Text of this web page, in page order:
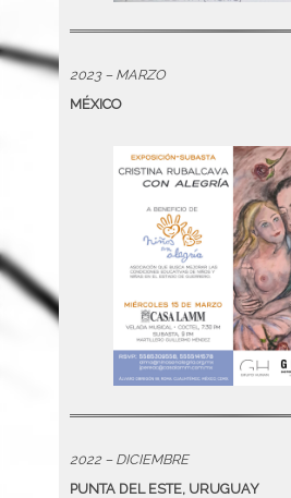
2023 – MARZO
MÉXICO
2022 – DICIEMBRE
PUNTA DEL ESTE, URUGUAY